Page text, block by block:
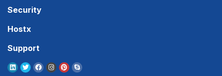
Security
Hostx
Support